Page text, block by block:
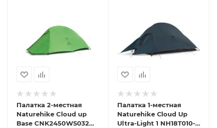
Палатка 2-местная
Naturehike Cloud up
Base CNK2450WS032
Палатка 1-местная
Naturehike Сloud Up
Ultra-Light 1 NH18T010-T